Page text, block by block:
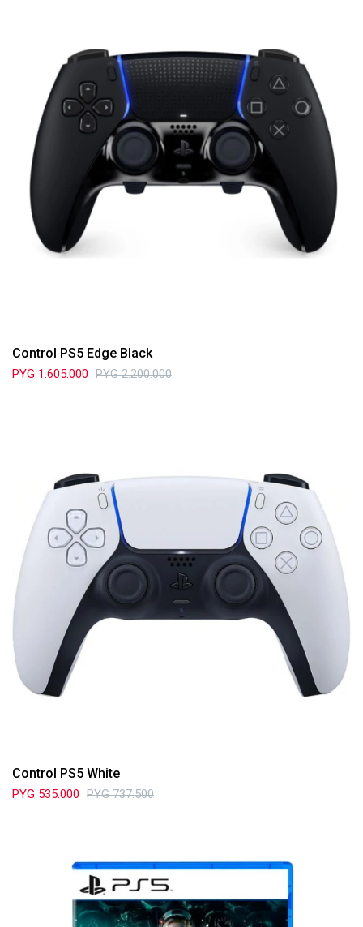
Control PS5 Edge Black
PYG 1.605.000 PYG 2.200.000
Control PS5 White
PYG 535.000 PYG 737.500